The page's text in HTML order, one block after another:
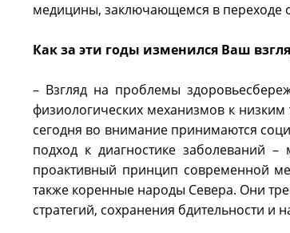
медицины, заключающемся в переходе
Как за эти годы изменился Ваш
– Взгляд на проблемы
физиологических механизмов к
сегодня во внимание принимаются
подход к диагностике заболеваний
проактивный принцип современной
также коренные народы Севера. Они
стратегий, сохранения бдительности и